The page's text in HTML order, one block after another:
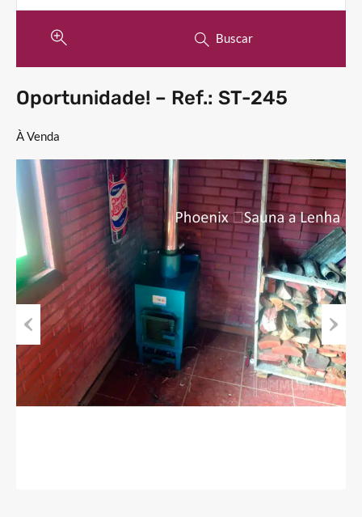
Buscar
Oportunidade! – Ref.: ST-245
À Venda
Previous Next